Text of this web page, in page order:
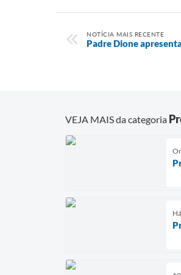
NOTÍCIA MAIS RECENTE
Padre Dione
VEJA MAIS da categoria